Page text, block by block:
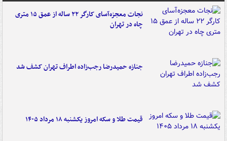
نجات معجزه‌آسای کارگر ۲۲ ساله از عمق ۱۵ متری
چاه در تهران
جنازه حمیدرضا رجب‌زاده اطراف تهران کشف شد
قیمت طلا و سکه امروز یکشنبه ۱۸ مرداد ۱۴۰۵